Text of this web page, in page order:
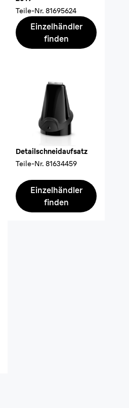
Teile-Nr. 81695624
Einzelhändler
finden
Detailschneidaufsatz
Teile-Nr. 81634459
Einzelhändler
finden